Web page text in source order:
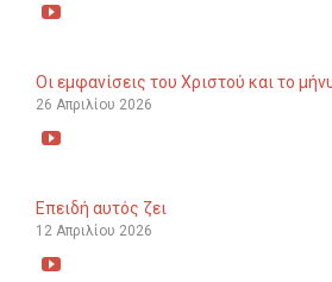

Οι εμφανίσεις του Χριστού και το
26 Απριλίου 2026

Επειδή αυτός ζει
12 Απριλίου 2026
